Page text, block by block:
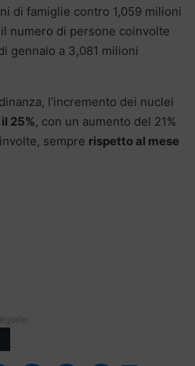
di famiglie contro 1,059 milioni
numero di persone coinvolte
gennaio a 3,081 milioni
l’incremento dei nuclei
il 25%, con un aumento del 21%
sempre rispetto al mese